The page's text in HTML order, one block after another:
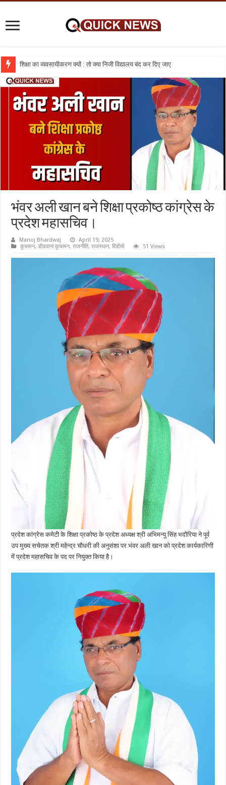
शिक्षा का व्यवसायीकरण क्यों : तो क्या निजी विद्यालय बंद कर दिए जाए
भंवर अली खान बने शिक्षा प्रकोष्ठ कांग्रेस के
प्रदेश महासचिव।
Manoj Bhardwaj
April 19, 2025
कुचामन,डीडवाना कुचामन,राजनीति,राजस्थान,विडीयो 51 Views
प्रदेश कांग्रेस कमेटी के शिक्षा प्रकोष्ठ के प्रदेश अध्यक्ष श्री अभिमन्यु सिंह भदौरिया ने पूर्व
उप मुख्य सचेतक श्री महेन्द्र चौधरी की अनुसंशा पर भंवर अली खान को प्रदेश कार्यकारिणी
में प्रदेश महासचिव के पद पर नियुक्त किया है।